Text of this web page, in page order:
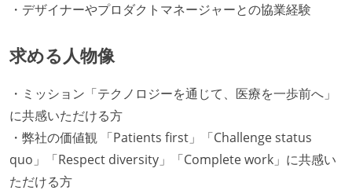
・デザイナーやプロダクトマネージャーとの協業経験
求める人物像
・ミッション「テクノロジーを通じて、医療を一歩前へ」
に共感いただける方
・弊社の価値観 「Patients first」「Challenge status
quo」「Respect diversity」「Complete work」に共感い
ただける方